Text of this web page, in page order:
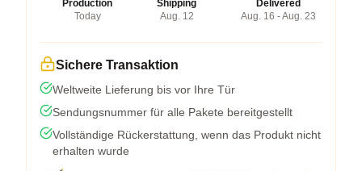
Production
Today
Shipping
Aug. 12
Delivered
Aug. 16 - Aug. 23
Sichere Transaktion
Weltweite Lieferung bis vor Ihre Tür
Sendungsnummer für alle Pakete bereitgestellt
Vollständige Rückerstattung, wenn das Produkt nicht
erhalten wurde